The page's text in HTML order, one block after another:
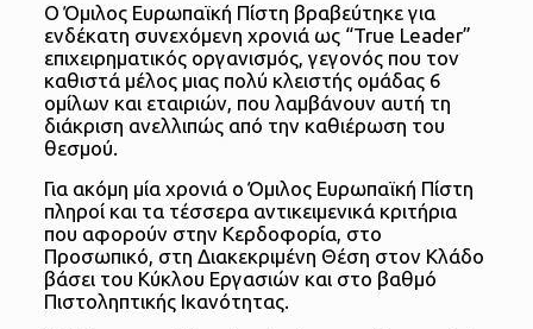
Ο Όμιλος Ευρωπαϊκή Πίστη βραβεύτηκε για
ενδέκατη συνεχόμενη χρονιά ως “True Leader”
επιχειρηματικός οργανισμός, γεγονός που τον
καθιστά μέλος μιας πολύ κλειστής ομάδας 6
ομίλων και εταιριών, που λαμβάνουν αυτή τη
διάκριση ανελλιπώς από την καθιέρωση του
θεσμού.
Για ακόμη μία χρονιά ο Όμιλος Ευρωπαϊκή Πίστη
πληροί και τα τέσσερα αντικειμενικά κριτήρια
που αφορούν στην Κερδοφορία, στο
Προσωπικό, στη Διακεκριμένη Θέση στον Κλάδο
βάσει του Κύκλου Εργασιών και στο βαθμό
Πιστοληπτικής Ικανότητας.